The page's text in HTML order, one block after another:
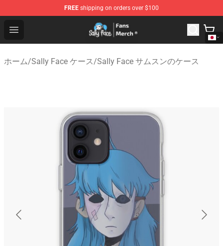
FREE shipping on orders over $100
Open menu
Sally Face Store - Official Sally Face Merchandise Shop
ホーム/Sally Face ケース/Sally Face サムスンのケース